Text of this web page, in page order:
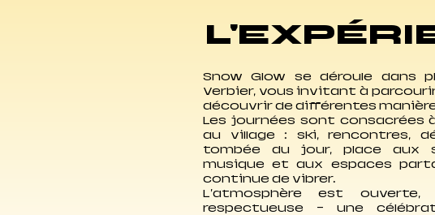
Snow Glow se déroule dans
Verbier, vous invitant à
découvrir de différentes
Les journées sont consacrées
au village : ski, rencontres,
tombée du jour, place aux
musique et aux espaces
continue de vibrer.
L'atmosphère est ouverte,
respectueuse — une